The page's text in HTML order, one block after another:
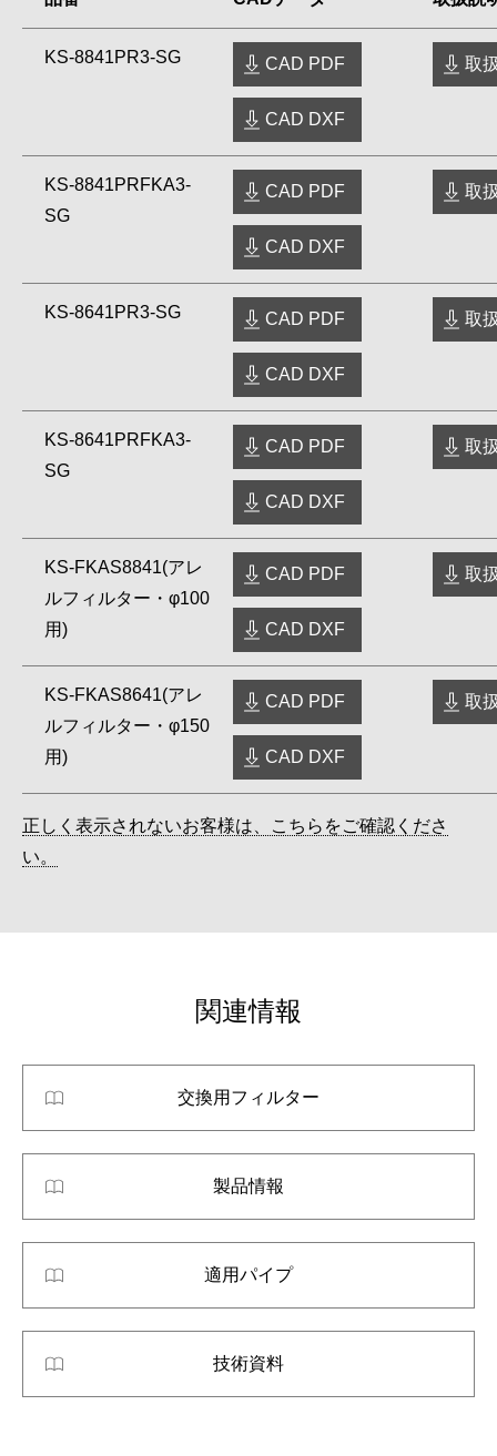
KS-8841PR3-SG CAD PDF
CAD DXF
取
KS-8841PRFKA3-
SG
CAD PDF
CAD DXF
取
KS-8641PR3-SG CAD PDF
CAD DXF
取
KS-8641PRFKA3-
SG
CAD PDF
CAD DXF
取
KS-FKAS8841(アレ
ルフィルター・φ100
用)
CAD PDF
CAD DXF
取
KS-FKAS8641(アレ
ルフィルター・φ150
用)
CAD PDF
CAD DXF
取
正しく表示されないお客様は、こちらをご確認くださ
い。
関連情報
交換用フィルター
製品情報
適用パイプ
技術資料